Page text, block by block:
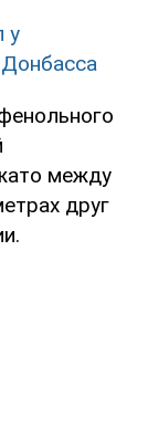
у
между
друг